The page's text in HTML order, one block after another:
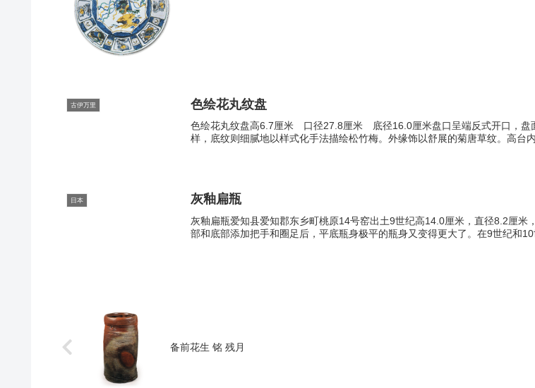
古伊万里 色绘花丸纹盘
色绘花丸纹盘高6.7厘米 口径27.8厘米 底径16.0厘米盘口呈端反式开口，盘
样，底纹则细腻地以样式化手法描绘松竹梅。外缘饰以舒展的菊唐草纹。高台
日本 灰釉扁瓶
灰釉扁瓶爱知县爱知郡东乡町桃原14号窑出土9世纪高14.0厘米，直径8.2厘
部和底部添加把手和圈足后，平底瓶身极平的瓶身又变得更大了。在9世纪和10
备前花生 铭 残月